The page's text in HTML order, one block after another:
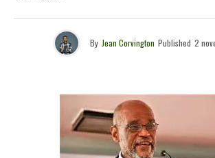
By Jean Corvington Published 2